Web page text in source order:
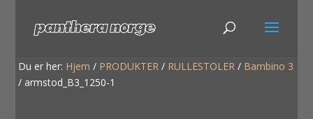
Du er her: Hjem / PRODUKTER / RULLESTOLER / Bambino 3
/ armstod_B3_1250-1